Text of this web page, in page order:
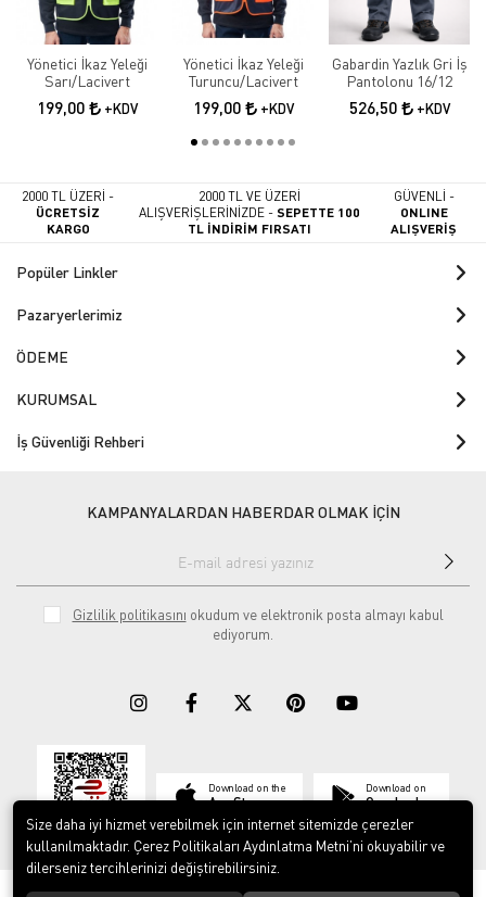
Yönetici İkaz Yeleği
Sarı/Lacivert
199,00 +KDV
Yönetici İkaz Yeleği
Turuncu/Lacivert
199,00 +KDV
Gabardin Yazlık Gri İş
Pantolonu 16/12
526,50 +KDV
2000 TL ÜZERİ -
ÜCRETSİZ
KARGO
2000 TL VE ÜZERİ
ALIŞVERİŞLERİNİZDE -SEPETTE 100
TL İNDİRİM FIRSATI
GÜVENLİ -
ONLINE
ALIŞVERİŞ
Popüler Linkler
Pazaryerlerimiz
ÖDEME
KURUMSAL
İş Güvenliği Rehberi
KAMPANYALARDAN HABERDAR OLMAK İÇİN
Gizlilik politikasını okudum ve elektronik posta almayı kabul
ediyorum.
Download on the
App Store
Download on
Google play
Size daha iyi hizmet verebilmek için internet sitemizde çerezler
kullanılmaktadır. Çerez Politikaları Aydınlatma Metni’ni okuyabilir ve
dilerseniz tercihlerinizi değiştirebilirsiniz.